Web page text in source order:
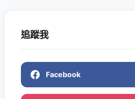
追蹤我
Facebook